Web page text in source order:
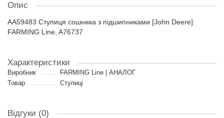
Опис
AA59483 Ступиця сошника з підшипниками [John Deere]
FARMING Line, A76737
Характеристики
Виробник
FARMING Line | АНАЛОГ
Товар
Ступиці
Відгуки (0)